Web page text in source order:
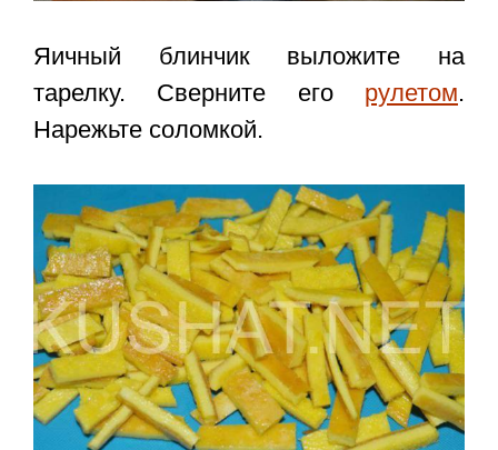
Яичный блинчик выложите на
тарелку. Сверните его рулетом.
Нарежьте соломкой.